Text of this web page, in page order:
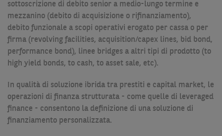
sottoscrizione di debito senior a medio-lungo termine e
mezzanino (debito di acquisizione o rifinanziamento),
debito funzionale a scopi operativi erogato per cassa o per
firma (revolving facilities, acquisition/capex lines, bid bond,
performance bond), linee bridges a altri tipi di prodotto (to
high yield bonds, to cash, to asset sale, etc).
In qualità di soluzione ibrida tra prestiti e capital market, le
operazioni di finanza strutturata - come quelle di leveraged
finance - consentono la definizione di una soluzione di
finanziamento personalizzata.